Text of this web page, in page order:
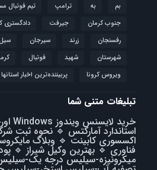
بم
به ترامپ
تیم فوتبال
جنوب کرمان
جیرفت دادگستری
رفسنجان
زرند سیرجان
شهرستان
شهید فوتبال
ویروس کرونا
پربیننده‌ترین اخبار استانها
تبلیغات متنی شما
خرید لایسنس ویندوز Windows اورجینال
استاندارد آمارکتس 🔹نحوه ثبت
اکسسوری کابینت 🔹 وبلاگ
فناوری🔹 بهترین وکیل شیراز 🔹
میکرونیزه-سیلیس درجه یک-